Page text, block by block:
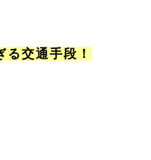
る交通手段！